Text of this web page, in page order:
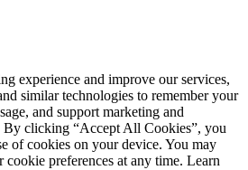
experience and improve our services,
similar technologies to remember your
and support marketing and
By clicking “Accept All Cookies”, you
of cookies on your device. You may
cookie preferences at any time. Learn